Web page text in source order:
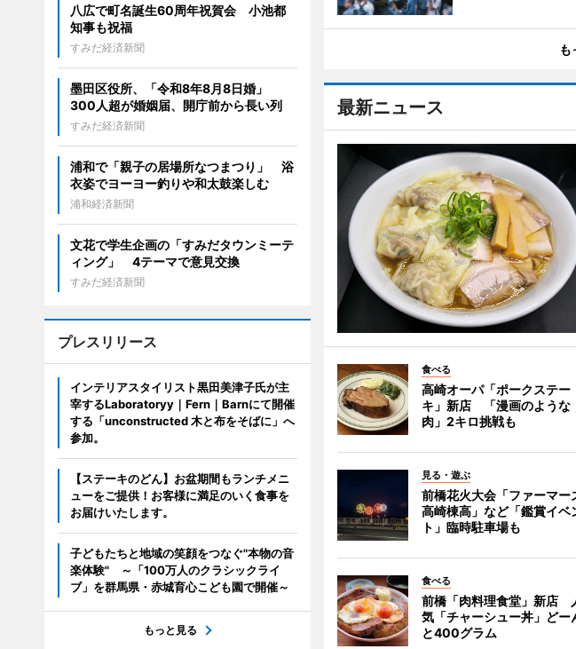
も
最新ニュース
食べる
高崎オーパ「ポークステー
キ」新店 「漫画のような
肉」2キロ挑戦も
見る・遊ぶ
前橋花火大会「ファーマー
高崎棟高」など「鑑賞イベ
ト」臨時駐車場も
食べる
前橋「肉料理食堂」新店
気「チャーシュー丼」どー
と400グラム
八広で町名誕生60周年祝賀会 小池都
知事も祝福
すみだ経済新聞
墨田区役所、「令和8年8月8日婚」
300人超が婚姻届、開庁前から長い列
すみだ経済新聞
浦和で「親子の居場所なつまつり」 浴
衣姿でヨーヨー釣りや和太鼓楽しむ
浦和経済新聞
文花で学生企画の「すみだタウンミーテ
ィング」 4テーマで意見交換
すみだ経済新聞
プレスリリース
インテリアスタイリスト黒田美津子氏が主
宰するLaboratoryy｜Fern｜Barnにて開催
する「unconstructed 木と布をそばに」へ
参加。
【ステーキのどん】お盆期間もランチメニ
ューをご提供！お客様に満足のいく食事を
お届けいたします。
子どもたちと地域の笑顔をつなぐ"本物の音
楽体験" ～「100万人のクラシックライ
ブ」を群馬県・赤城育心こども園で開催～
もっと見る